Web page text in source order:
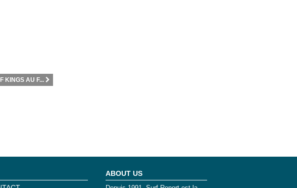
KINGS AU F...
ABOUT US